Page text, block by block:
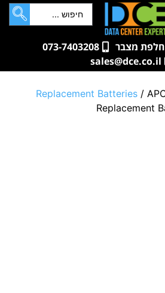
מצבר
073-7403208
sales@dce.co.il
Replacement Batteries /
Replacement